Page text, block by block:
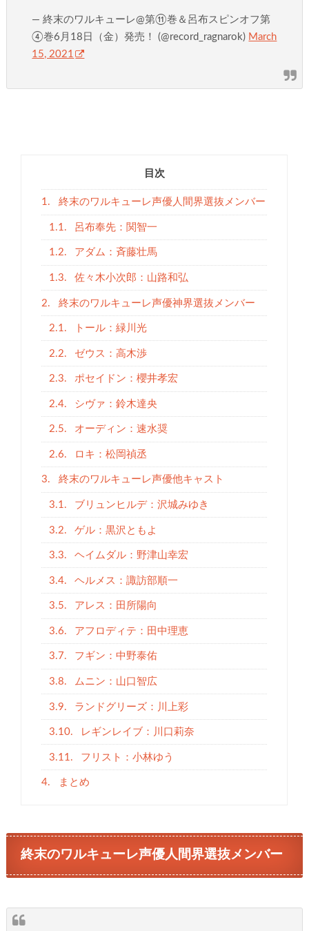
— 終末のワルキューレ@第⑪巻＆呂布スピンオフ第
④巻6月18日（金）発売！ (@record_ragnarok) March
15, 2021
目次
1. 終末のワルキューレ声優人間界選抜メンバー
1.1. 呂布奉先：関智一
1.2. アダム：斉藤壮馬
1.3. 佐々木小次郎：山路和弘
2. 終末のワルキューレ声優神界選抜メンバー
2.1. トール：緑川光
2.2. ゼウス：高木渉
2.3. ポセイドン：櫻井孝宏
2.4. シヴァ：鈴木達央
2.5. オーディン：速水奨
2.6. ロキ：松岡禎丞
3. 終末のワルキューレ声優他キャスト
3.1. ブリュンヒルデ：沢城みゆき
3.2. ゲル：黒沢ともよ
3.3. ヘイムダル：野津山幸宏
3.4. ヘルメス：諏訪部順一
3.5. アレス：田所陽向
3.6. アフロディテ：田中理恵
3.7. フギン：中野泰佑
3.8. ムニン：山口智広
3.9. ランドグリーズ：川上彩
3.10. レギンレイブ：川口莉奈
3.11. フリスト：小林ゆう
4. まとめ
終末のワルキューレ声優人間界選抜メンバー